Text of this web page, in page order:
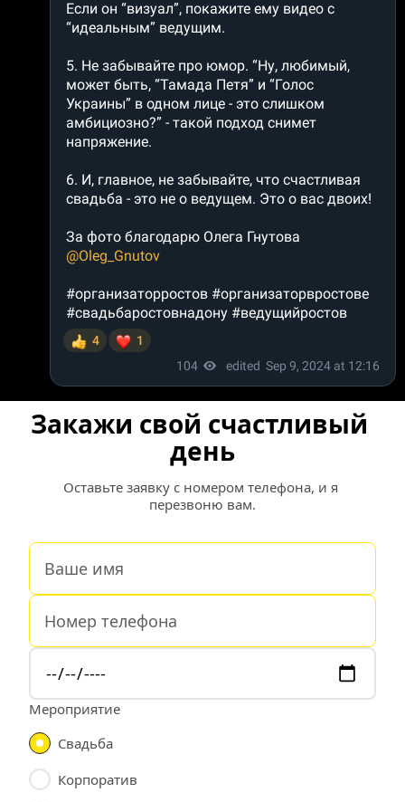
Закажи свой счастливый
день
Оставьте заявку с номером телефона, и я
перезвоню вам.
Мероприятие
Свадьба
Корпоратив